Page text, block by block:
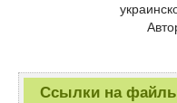
Ссылки на файлы